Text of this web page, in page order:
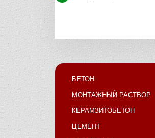
БЕТОН
МОНТАЖНЫЙ РАСТВОР
КЕРАМЗИТОБЕТОН
ЦЕМЕНТ